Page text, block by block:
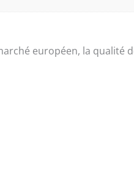
européen, la qualité